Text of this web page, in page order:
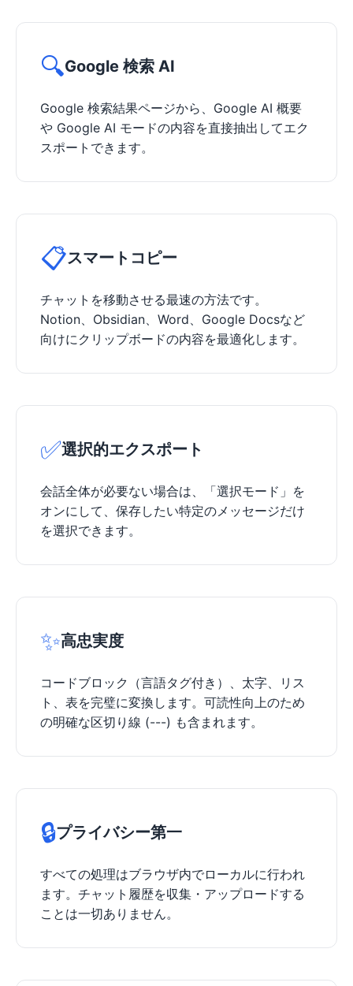
🔍Google 検索 AI
Google 検索結果ページから、Google AI 概要
や Google AI モードの内容を直接抽出してエク
スポートできます。
📋スマートコピー
チャットを移動させる最速の方法です。
Notion、Obsidian、Word、Google Docsなど
向けにクリップボードの内容を最適化します。
✅選択的エクスポート
会話全体が必要ない場合は、「選択モード」を
オンにして、保存したい特定のメッセージだけ
を選択できます。
✨高忠実度
コードブロック（言語タグ付き）、太字、リス
ト、表を完璧に変換します。可読性向上のため
の明確な区切り線 (---) も含まれます。
🔒プライバシー第一
すべての処理はブラウザ内でローカルに行われ
ます。チャット履歴を収集・アップロードする
ことは一切ありません。